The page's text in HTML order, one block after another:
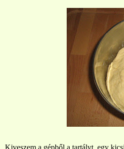
Kiveszem a gépből a tartályt, egy